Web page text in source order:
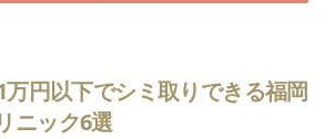
1万円以下でシミ取りできる福岡
ニック6選